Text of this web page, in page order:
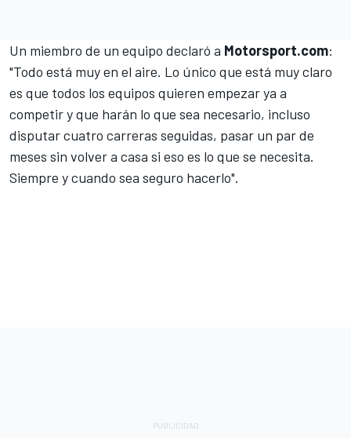
Un miembro de un equipo declaró a Motorsport.com:
"Todo está muy en el aire. Lo único que está muy claro
es que todos los equipos quieren empezar ya a
competir y que harán lo que sea necesario, incluso
disputar cuatro carreras seguidas, pasar un par de
meses sin volver a casa si eso es lo que se necesita.
Siempre y cuando sea seguro hacerlo".